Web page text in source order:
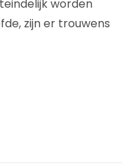
worden
zijn er trouwens